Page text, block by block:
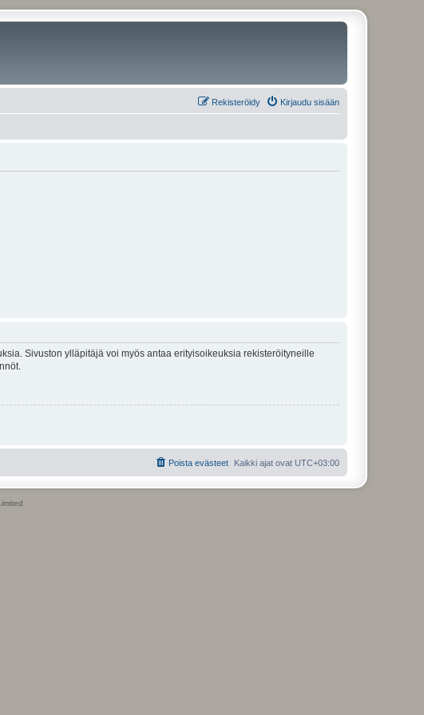
Kirjaudu sisään
Rekisteröidy
Sivuston ylläpitäjä voi myös antaa erityisoikeuksia rekisteröityneille
Kaikki ajat ovat UTC+03:00
Poista evästeet